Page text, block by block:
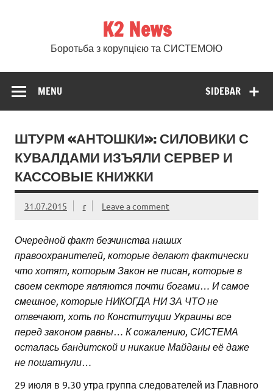
K2 News
Боротьба з корупцією та СИСТЕМОЮ
SIDEBAR
MENU
ШТУРМ «АНТОШКИ»: СИЛОВИКИ С
КУВАЛДАМИ ИЗЪЯЛИ СЕРВЕР И
КАССОВЫЕ КНИЖКИ
31.07.2015 r Leave a comment
Очередной факт безчинства наших
правоохранителей, которые делают фактически
что хотят, которым Закон не писан, которые в
своем секторе являются почти богами… И самое
смешное, которые НИКОГДА НИ ЗА ЧТО не
отвечают, хоть по Конституции Украины все
перед законом равны… К сожалению, СИСТЕМА
осталась бандитской и никакие Майданы её даже
не пошатнули…
29 июля в 9.30 утра группа следователей из Главного